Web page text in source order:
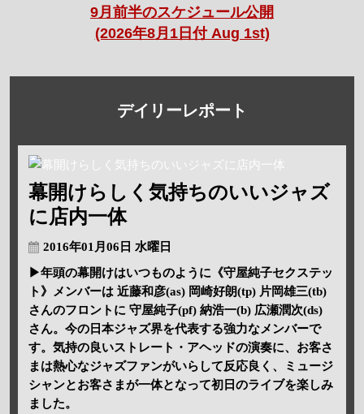
9月前半のスケジュール公開
(2026年8月1日付 Aug 1st)
デイリーレポート
幕開けらしく気持ちのいいジャズ
に店内一体
2016年01月06日 水曜日
▶年頭の幕開けはいつものように《守屋純子セクステッ
ト》メンバーは 近藤和彦(as) 岡崎好朗(tp) 片岡雄三(tb)
さんのフロントに 守屋純子(pf) 納浩一(b) 広瀬潤次(ds)
さん。今の日本ジャズ界を代表する強力なメンバーで
す。気持の良いストレート・アヘッドの演奏に、お客さ
まは熱心なジャズファンがいらして反応良く、ミュージ
シャンとお客さまが一体となって初日のライブを楽しみ
ました。